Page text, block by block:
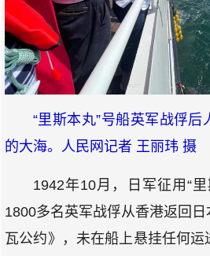
“里斯本丸”号船英军战俘
的大海。人民网记者 王丽玮 摄
1942年10月，日军征用“
1800多名英军战俘从香港返回
瓦公约》，未在船上悬挂任何运